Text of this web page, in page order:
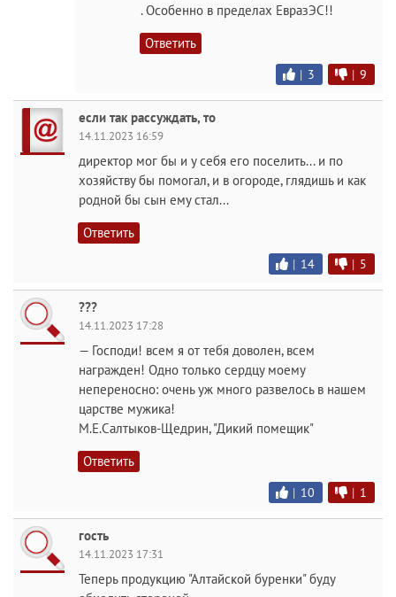
. Особенно в пределах ЕвразЭС!!
Ответить
| 3 | 9
если так рассуждать, то
14.11.2023 16:59
директор мог бы и у себя его поселить... и по
хозяйству бы помогал, и в огороде, глядишь и как
родной бы сын ему стал...
Ответить
| 14 | 5
???
14.11.2023 17:28
— Господи! всем я от тебя доволен, всем
награжден! Одно только сердцу моему
непереносно: очень уж много развелось в нашем
царстве мужика!
М.Е.Салтыков-Щедрин, "Дикий помещик"
Ответить
| 10 | 1
гость
14.11.2023 17:31
Теперь продукцию "Алтайской буренки" буду